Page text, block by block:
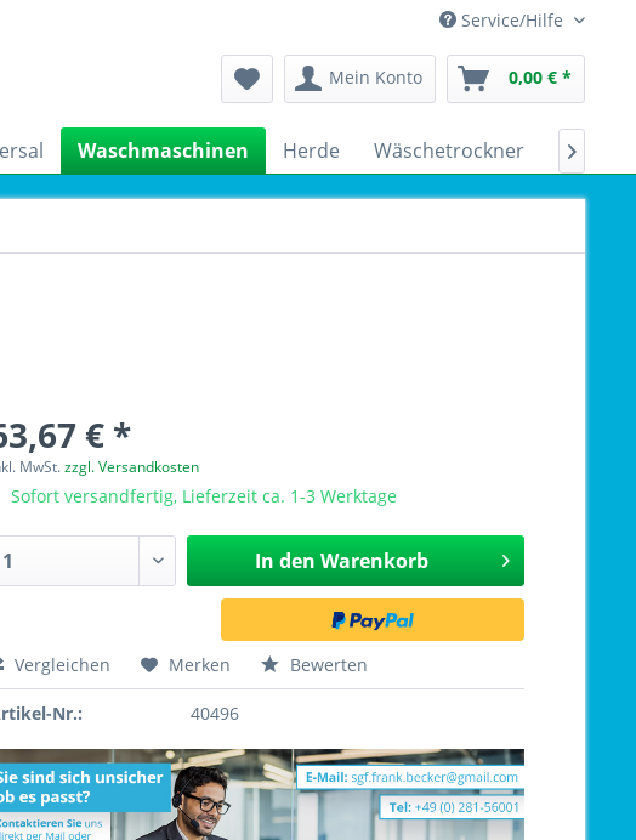
Service/Hilfe
Mein Konto 0,00 € *
Waschmaschinen Herde Wäschetrockner 
€ *
MwSt.zzgl. Versandkosten
Sofort versandfertig, Lieferzeit ca. 1-3 Werktage
In den Warenkorb
Vergleichen Merken Bewerten
Nr.: 40496